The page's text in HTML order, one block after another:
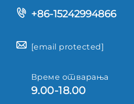
+86-15242994866
[email protected]
Време отварања
9.00-18.00